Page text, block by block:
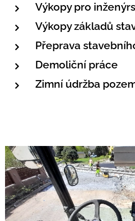
Výkopy pro
Výkopy základů
Přeprava
Demoliční práce
Zimní údržba